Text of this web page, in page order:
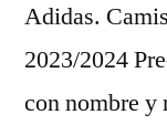
Adidas.
2023/2024
con nombre y